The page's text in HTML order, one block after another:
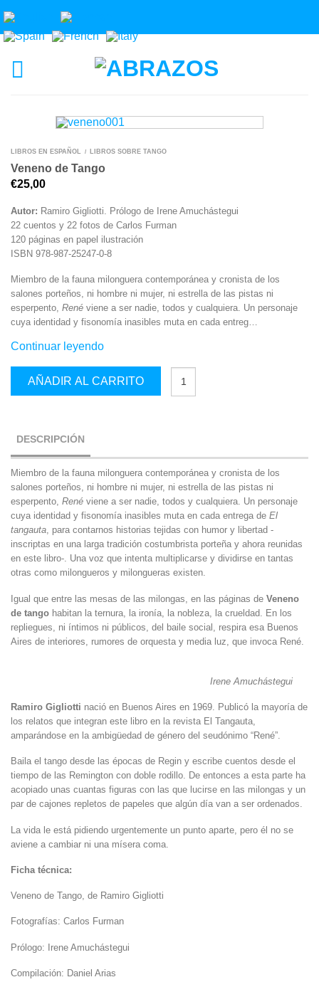
LIBROS EN ESPAÑOL / LIBROS SOBRE TANGO
Veneno de Tango
€25,00
Autor: Ramiro Gigliotti. Prólogo de Irene Amuchástegui
22 cuentos y 22 fotos de Carlos Furman
120 páginas en papel ilustración
ISBN 978-987-25247-0-8
Miembro de la fauna milonguera contemporánea y cronista de los
salones porteños, ni hombre ni mujer, ni estrella de las pistas ni
esperpento, René viene a ser nadie, todos y cualquiera. Un personaje
cuya identidad y fisonomía inasibles muta en cada entreg…
Continuar leyendo
AÑADIR AL CARRITO
Veneno
DESCRIPCIÓN
Miembro de la fauna milonguera contemporánea y cronista de los
salones porteños, ni hombre ni mujer, ni estrella de las pistas ni
esperpento, René viene a ser nadie, todos y cualquiera. Un personaje
cuya identidad y fisonomía inasibles muta en cada entrega de El
tangauta, para contarnos historias tejidas con humor y libertad -
inscriptas en una larga tradición costumbrista porteña y ahora reunidas
en este libro-. Una voz que intenta multiplicarse y dividirse en tantas
otras como milongueros y milongueras existen.
Igual que entre las mesas de las milongas, en las páginas de Veneno
de tango habitan la ternura, la ironía, la nobleza, la crueldad. En los
repliegues, ni íntimos ni públicos, del baile social, respira esa Buenos
Aires de interiores, rumores de orquesta y media luz, que invoca René.
Irene Amuchástegui
Ramiro Gigliotti nació en Buenos Aires en 1969. Publicó la mayoría de
los relatos que integran este libro en la revista El Tangauta,
amparándose en la ambigüedad de género del seudónimo “René”.
Baila el tango desde las épocas de Regin y escribe cuentos desde el
tiempo de las Remington con doble rodillo. De entonces a esta parte ha
acopiado unas cuantas figuras con las que lucirse en las milongas y un
par de cajones repletos de papeles que algún día van a ser ordenados.
La vida le está pidiendo urgentemente un punto aparte, pero él no se
aviene a cambiar ni una mísera coma.
Ficha técnica:
Veneno de Tango, de Ramiro Gigliotti
Fotografías: Carlos Furman
Prólogo: Irene Amuchástegui
Compilación: Daniel Arias